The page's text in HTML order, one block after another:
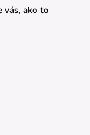
vás, ako to